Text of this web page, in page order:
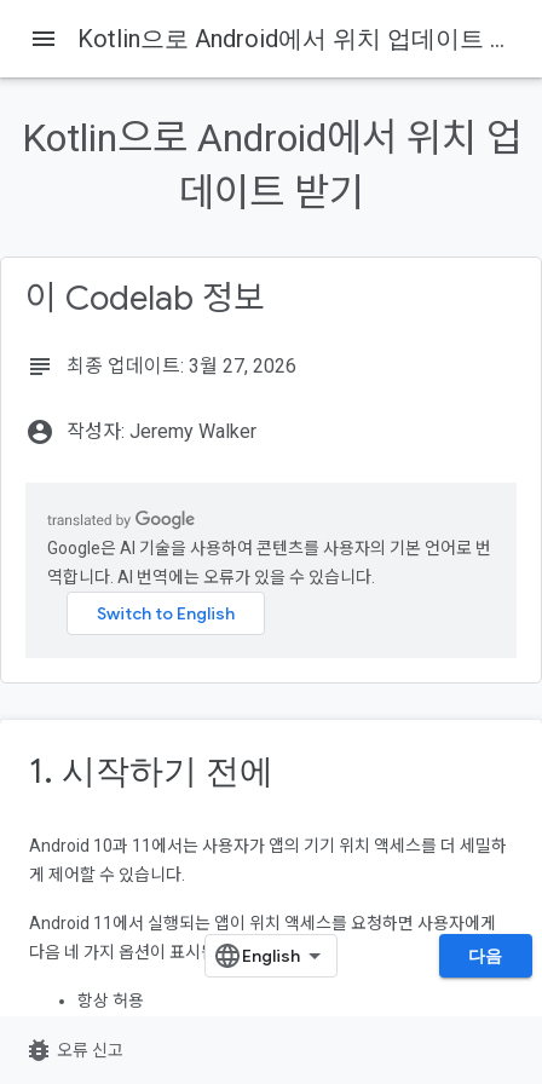
이 페이지의 내용
2. 시작하기
menu Kotlin으로 Android에서 위치 업데이트 받기
Kotlin으로 Android에서 위치 업
데이트 받기
이 Codelab 정보
subject 최종 업데이트: 3월 27, 2026
account_circle 작성자: Jeremy Walker
Google은 AI 기술을 사용하여 콘텐츠를 사용자의 기본 언어로 번
역합니다. AI 번역에는 오류가 있을 수 있습니다.
1. 시작하기 전에
Android 10과 11에서는 사용자가 앱의 기기 위치 액세스를 더 세밀하
게 제어할 수 있습니다.
Android 11에서 실행되는 앱이 위치 액세스를 요청하면 사용자에게
다음 네 가지 옵션이 표시됩니다.
항상 허용
앱 사용 중에만 허용 (Android 10)
다음
bug_report 오류 신고